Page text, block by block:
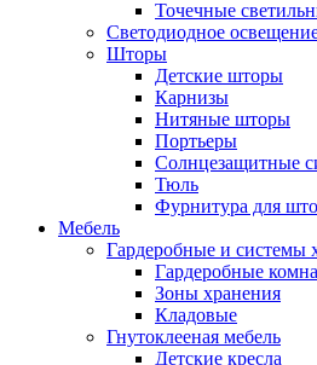
Точечные
Светодиодное
Шторы
Детские шторы
Карнизы
Нитяные шторы
Портьеры
Солнцезащитные
Тюль
Фурнитура для
Мебель
Гардеробные и системы
Гардеробные
Зоны хранения
Кладовые
Гнутоклееная мебель
Детские кресла